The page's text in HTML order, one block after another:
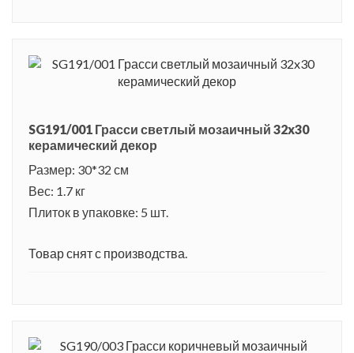
SG191/001 Грасси светлый мозаичный 32x30
керамический декор
Размер: 30*32 см
Вес: 1.7 кг
Плиток в упаковке: 5 шт.
Товар снят с производства.